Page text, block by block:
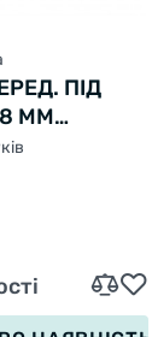
ПІД
ММ
НИЖН.